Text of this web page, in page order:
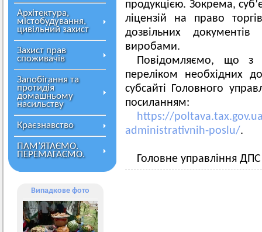
Архітектура,
містобудування,
цивільний захист
Захист прав
споживачів
Запобігання та
протидія
домашньому
насильству
Краєзнавство
ПАМ’ЯТАЄМО.
ПЕРЕМАГАЄМО.
Випадкове фото
продукцією. Зокрема,
ліцензій на право
дозвільних
виробами.
Повідомляємо, що з
переліком необхідних
субсайті Головного
посиланням:
https://
administrativnih-poslu/.
Головне управління ДПС